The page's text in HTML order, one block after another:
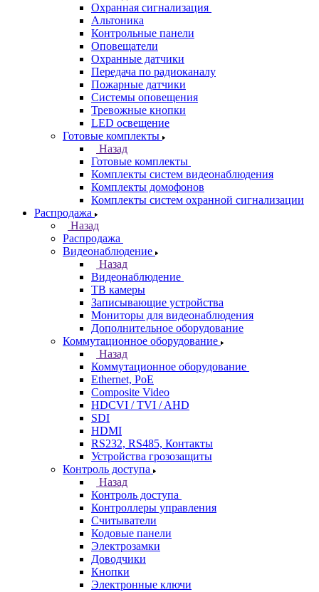
Охранная сигнализация
Альтоника
Контрольные панели
Оповещатели
Охранные датчики
Передача по радиоканалу
Пожарные датчики
Системы оповещения
Тревожные кнопки
LED освещение
Готовые комплекты
Назад
Готовые комплекты
Комплекты систем видеонаблюдения
Комплекты домофонов
Комплекты систем охранной сигнализации
Распродажа
Назад
Распродажа
Видеонаблюдение
Назад
Видеонаблюдение
ТВ камеры
Записывающие устройства
Мониторы для видеонаблюдения
Дополнительное оборудование
Коммутационное оборудование
Назад
Коммутационное оборудование
Ethernet, PoE
Composite Video
HDCVI / TVI / AHD
SDI
HDMI
RS232, RS485, Контакты
Устройства грозозащиты
Контроль доступа
Назад
Контроль доступа
Контроллеры управления
Считыватели
Кодовые панели
Электрозамки
Доводчики
Кнопки
Электронные ключи